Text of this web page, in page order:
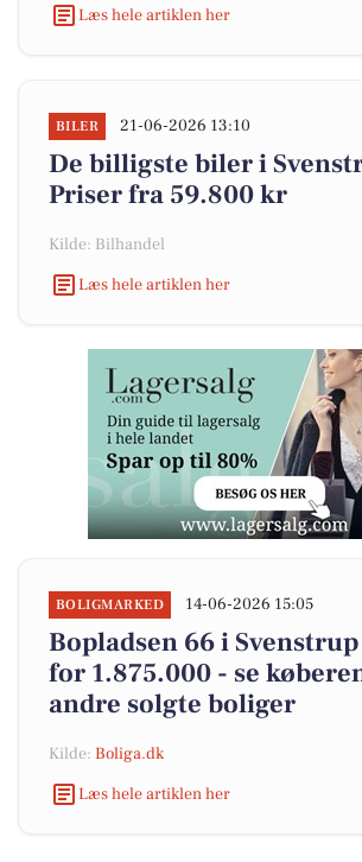
Læs hele artiklen her
BILER 21-06-2026 13:10
De billigste biler i
Priser fra 59.800 kr
Kilde: Bilhandel
Læs hele artiklen her
BOLIGMARKED 14-06-2026 15:05
Bopladsen 66 i
for 1.875.000 - se
andre solgte boliger
Kilde: Boliga.dk
Læs hele artiklen her